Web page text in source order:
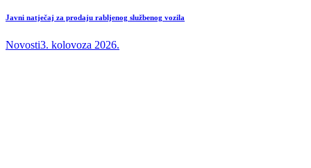
Javni natječaj za prodaju rabljenog službenog vozila
Novosti3. kolovoza 2026.